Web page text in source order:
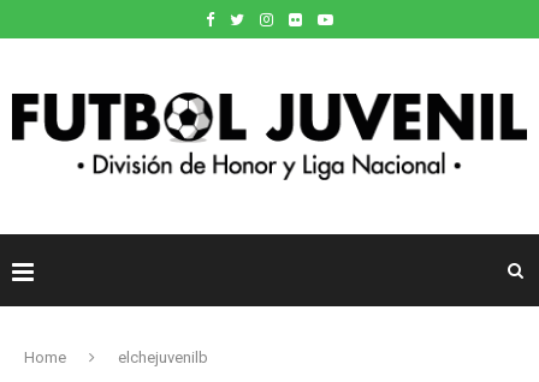
Home elchejuvenilb